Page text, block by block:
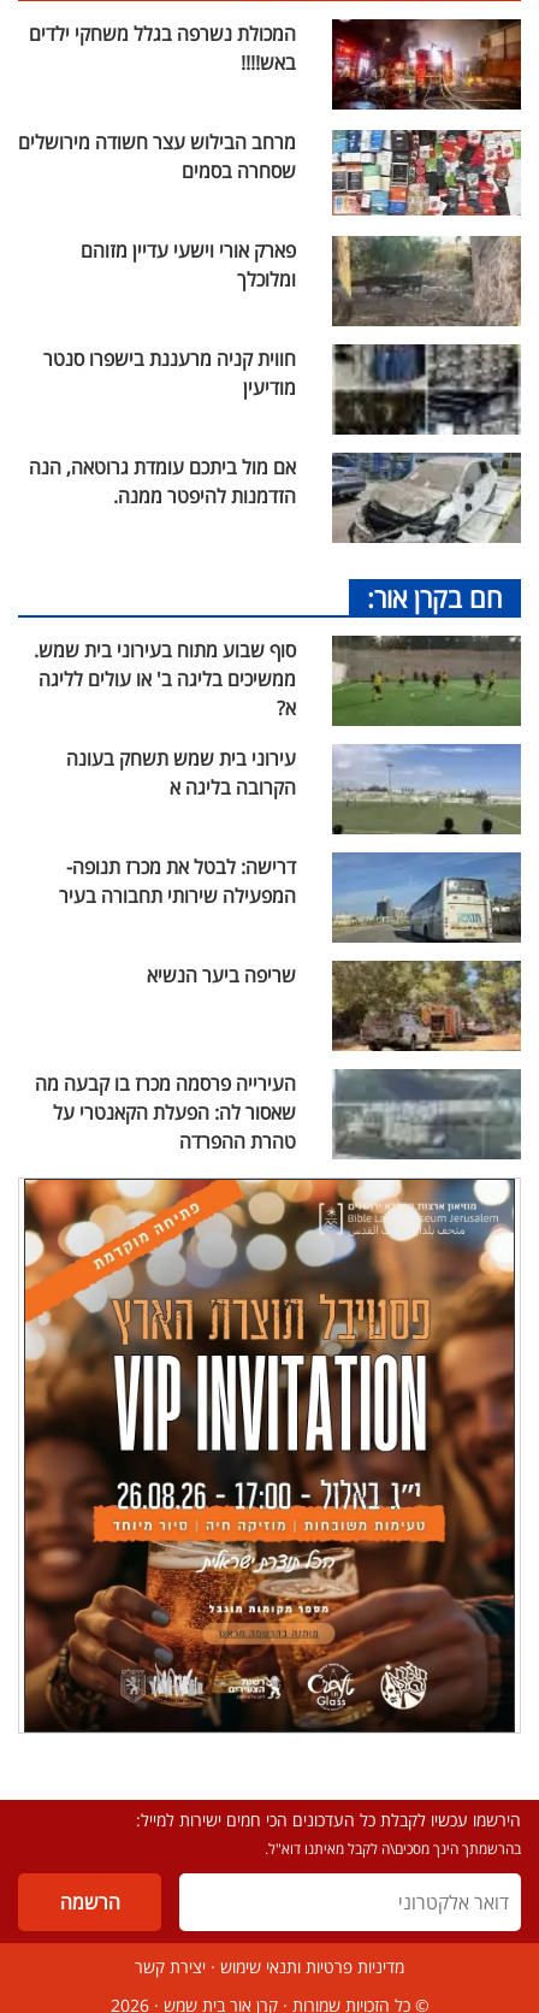
המכולת נשרפה בגלל משחקי ילדים
באש!!!!
מרחב הבילוש עצר חשודה מירושלים
שסחרה בסמים
פארק אורי וישעי עדיין מזוהם
ומלוכלך
חווית קניה מרעננת בישפרו סנטר
מודיעין
אם מול ביתכם עומדת גרוטאה, הנה
הזדמנות להיפטר ממנה.
חם בקרן אור:
סוף שבוע מתוח בעירוני בית שמש.
ממשיכים בליגה ב' או עולים לליגה
א?
עירוני בית שמש תשחק בעונה
הקרובה בליגה א
דרישה: לבטל את מכרז תנופה-
המפעילה שירותי תחבורה בעיר
שריפה ביער הנשיא
העירייה פרסמה מכרז בו קבעה מה
שאסור לה: הפעלת הקאנטרי על
טהרת ההפרדה
הירשמו עכשיו לקבלת כל העדכונים הכי חמים ישירות למייל:
בהרשמתך הינך מסכים\ה לקבל מאיתנו דוא"ל.
מדיניות פרטיות ותנאי שימוש · יצירת קשר
© כל הזכויות שמורות ·קרן אור בית שמש · 2026